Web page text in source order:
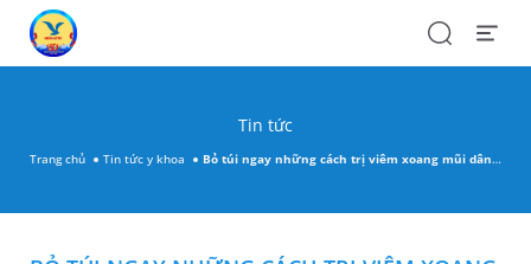
SearchOpen
Tin tức
Trang chủ Tin tức y khoa Bỏ túi ngay những cách trị viêm xoang mũi dân gian đơn giản, dễ làm